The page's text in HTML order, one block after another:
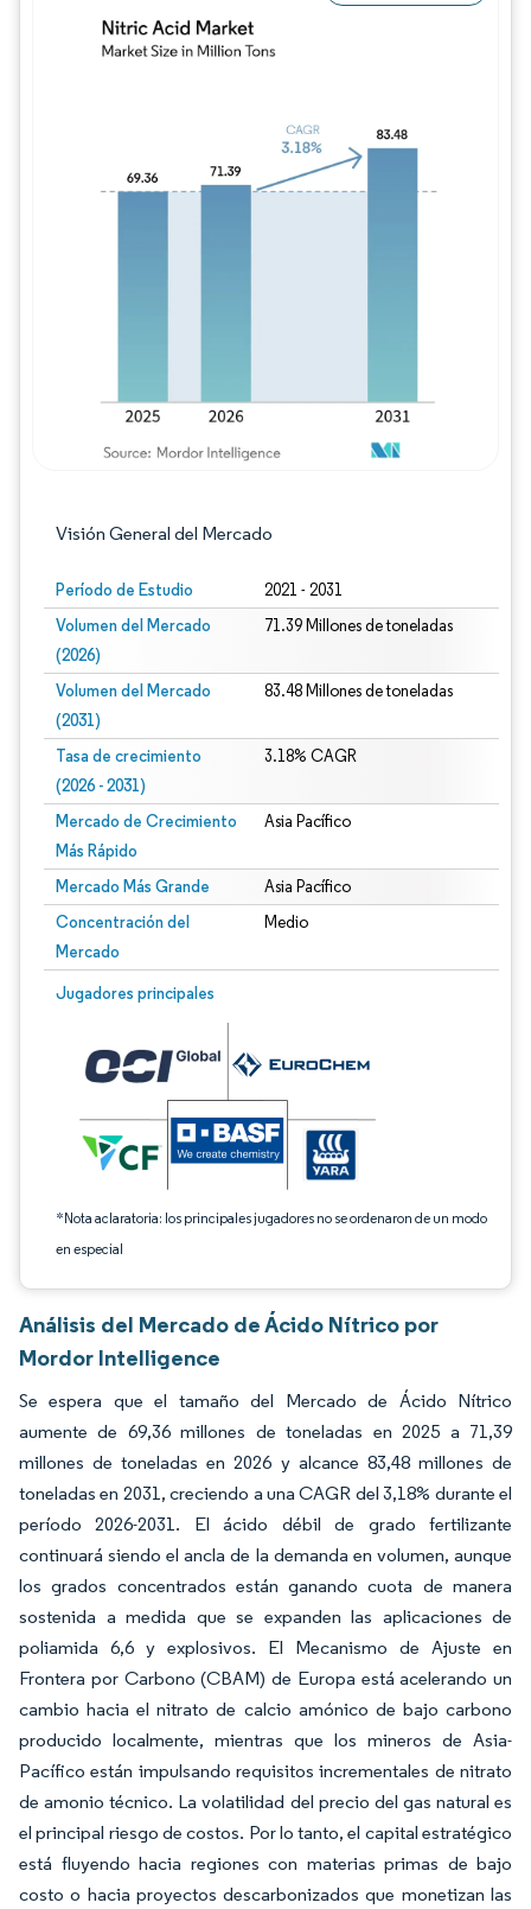
Visión General del Mercado
Período de Estudio 2021 - 2031
Volumen del Mercado
(2026)
71.39 Millones de toneladas
Volumen del Mercado
(2031)
83.48 Millones de toneladas
Tasa de crecimiento
(2026 - 2031)
3.18% CAGR
Mercado de Crecimiento
Más Rápido
Asia Pacífico
Mercado Más Grande Asia Pacífico
Concentración del
Mercado
Medio
Jugadores principales
*Nota aclaratoria: los principales jugadores no se ordenaron de un modo
en especial
Imagen © Mordor Intelligence. El uso requiere atribución según CC BY 4.0.
Análisis del Mercado de Ácido Nítrico por
Mordor Intelligence
Se espera que el tamaño del Mercado de Ácido Nítrico
aumente de 69,36 millones de toneladas en 2025 a 71,39
millones de toneladas en 2026 y alcance 83,48 millones de
toneladas en 2031, creciendo a una CAGR del 3,18% durante el
período 2026-2031. El ácido débil de grado fertilizante
continuará siendo el ancla de la demanda en volumen, aunque
los grados concentrados están ganando cuota de manera
sostenida a medida que se expanden las aplicaciones de
poliamida 6,6 y explosivos. El Mecanismo de Ajuste en
Frontera por Carbono (CBAM) de Europa está acelerando un
cambio hacia el nitrato de calcio amónico de bajo carbono
producido localmente, mientras que los mineros de Asia-
Pacífico están impulsando requisitos incrementales de nitrato
de amonio técnico. La volatilidad del precio del gas natural es
el principal riesgo de costos. Por lo tanto, el capital estratégico
está fluyendo hacia regiones con materias primas de bajo
costo o hacia proyectos descarbonizados que monetizan las